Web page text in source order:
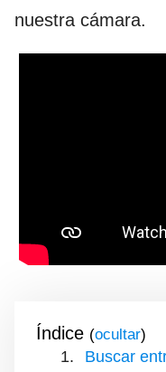
nuestra cámara.
Índice ( )
Buscar